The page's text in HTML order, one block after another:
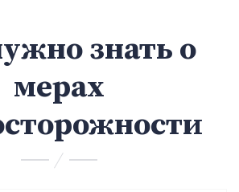
знать о
мерах